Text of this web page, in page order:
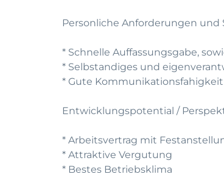
Personliche Anforderungen und
* Schnelle Auffassungsgabe,
* Selbstandiges und
* Gute
Entwicklungspotential /
* Arbeitsvertrag mit
* Attraktive Vergutung
* Bestes Betriebsklima